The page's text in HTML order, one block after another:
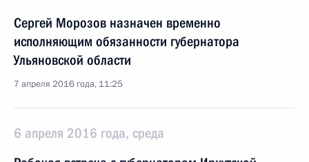
Сергей Морозов назначен временно
исполняющим обязанности губернатора
Ульяновской области
7 апреля 2016 года, 11:25
6 апреля 2016 года, среда